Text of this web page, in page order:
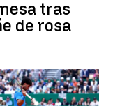
tras
de rosa